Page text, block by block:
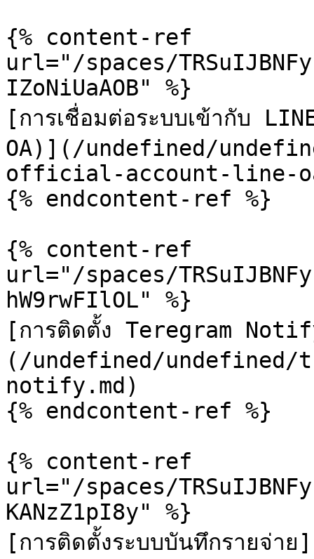
{% content-ref
url="/spaces/
IZoNiUaAOB" %}
[การเชื่อมต่อระบบเข้ากับ
OA)](/undefined/
official-account-line-
{% endcontent-ref %}
{% content-ref
url="/spaces/
hW9rwFIlOL" %}
[การติดตั้ง Teregram
(/undefined/undefined/
notify.md)
{% endcontent-ref %}
{% content-ref
url="/spaces/
KANzZ1pI8y" %}
[การติดตั้งระบบบันทึกรายจ่าย]